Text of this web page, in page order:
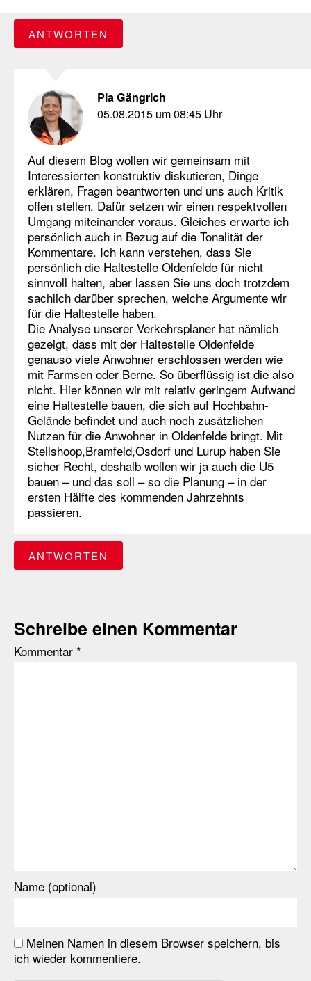
ANTWORTEN
Pia Gängrich
05.08.2015 um 08:45 Uhr
Auf diesem Blog wollen wir gemeinsam mit
Interessierten konstruktiv diskutieren, Dinge
erklären, Fragen beantworten und uns auch Kritik
offen stellen. Dafür setzen wir einen respektvollen
Umgang miteinander voraus. Gleiches erwarte ich
persönlich auch in Bezug auf die Tonalität der
Kommentare. Ich kann verstehen, dass Sie
persönlich die Haltestelle Oldenfelde für nicht
sinnvoll halten, aber lassen Sie uns doch trotzdem
sachlich darüber sprechen, welche Argumente wir
für die Haltestelle haben.
Die Analyse unserer Verkehrsplaner hat nämlich
gezeigt, dass mit der Haltestelle Oldenfelde
genauso viele Anwohner erschlossen werden wie
mit Farmsen oder Berne. So überflüssig ist die also
nicht. Hier können wir mit relativ geringem Aufwand
eine Haltestelle bauen, die sich auf Hochbahn-
Gelände befindet und auch noch zusätzlichen
Nutzen für die Anwohner in Oldenfelde bringt. Mit
Steilshoop,Bramfeld,Osdorf und Lurup haben Sie
sicher Recht, deshalb wollen wir ja auch die U5
bauen – und das soll – so die Planung – in der
ersten Hälfte des kommenden Jahrzehnts
passieren.
ANTWORTEN
Schreibe einen Kommentar
Kommentar *
Name (optional)
Meinen Namen in diesem Browser speichern, bis
ich wieder kommentiere.